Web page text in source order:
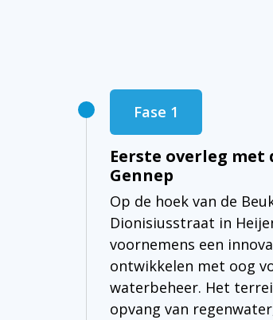
Fase 1
Eerste overleg met
Gennep
Op de hoek van de
Dionisiusstraat in
voornemens een
ontwikkelen met oog
waterbeheer. Het
opvang van